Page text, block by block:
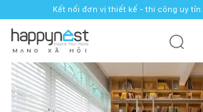
Kết nối đơn vị thiết kế - thi công uy tín.
M Ạ N G X Ã H Ộ I